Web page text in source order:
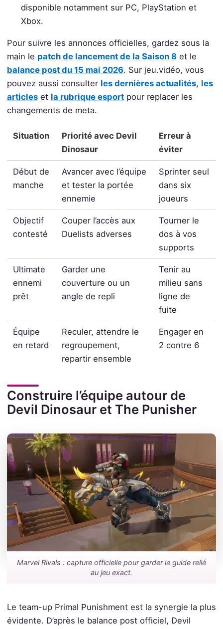
disponible notamment sur PC, PlayStation et
Xbox.
Pour suivre les annonces officielles, gardez sous la
main le patch de lancement de la Saison 8et le
balance post du 15 mai 2026. Sur jeu.vidéo, vous
pouvez aussi consulter les dernières actualités, les
articleset la rubrique esportpour replacer les
changements de meta.
Situation
Priorité avec Devil
Dinosaur
Erreur à
éviter
Début de
manche
Avancer avec l’équipe
et tester la portée
ennemie
Sprinter seul
dans six
joueurs
Objectif
contesté
Couper l’accès aux
Duelists adverses
Tourner le
dos à vos
supports
Ultimate
ennemi
prêt
Garder une
couverture ou un
angle de repli
Tenir au
milieu sans
ligne de
fuite
Équipe
en retard
Reculer, attendre le
regroupement,
repartir ensemble
Engager en
2 contre 6
Construire l’équipe autour de
Devil Dinosaur et The Punisher
Marvel Rivals : capture officielle pour garder le guide relié
au jeu exact.
Le team-up Primal Punishment est la synergie la plus
évidente. D’après le balance post officiel, Devil